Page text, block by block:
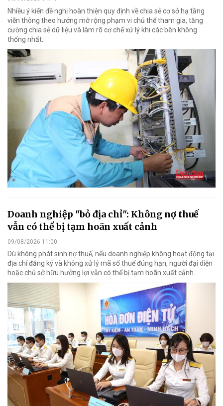
Nhiều ý kiến đề nghị hoàn thiện quy định về chia sẻ cơ sở hạ tầng
viễn thông theo hướng mở rộng phạm vi chủ thể tham gia, tăng
cường chia sẻ dữ liệu và làm rõ cơ chế xử lý khi các bên không
thống nhất.
Doanh nghiệp "bỏ địa chỉ": Không nợ thuế
vẫn có thể bị tạm hoãn xuất cảnh
09/08/2026 11:00
Dù không phát sinh nợ thuế, nếu doanh nghiệp không hoạt động tại
địa chỉ đăng ký và không xử lý mã số thuế đúng hạn, người đại diện
hoặc chủ sở hữu hưởng lợi vẫn có thể bị tạm hoãn xuất cảnh.